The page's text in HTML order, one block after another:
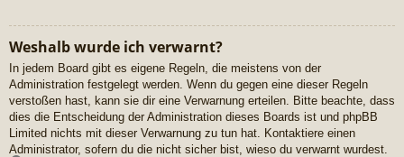
Weshalb wurde ich verwarnt?
In jedem Board gibt es eigene Regeln, die meistens von der
Administration festgelegt werden. Wenn du gegen eine dieser Regeln
verstoßen hast, kann sie dir eine Verwarnung erteilen. Bitte beachte, dass
dies die Entscheidung der Administration dieses Boards ist und phpBB
Limited nichts mit dieser Verwarnung zu tun hat. Kontaktiere einen
Administrator, sofern du die nicht sicher bist, wieso du verwarnt wurdest.